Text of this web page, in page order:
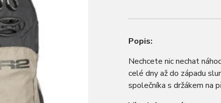
Popis:
Nechcete nic nechat
celé dny až do západu
společníka s držákem na